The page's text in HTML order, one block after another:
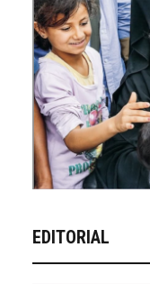
EDITORIAL